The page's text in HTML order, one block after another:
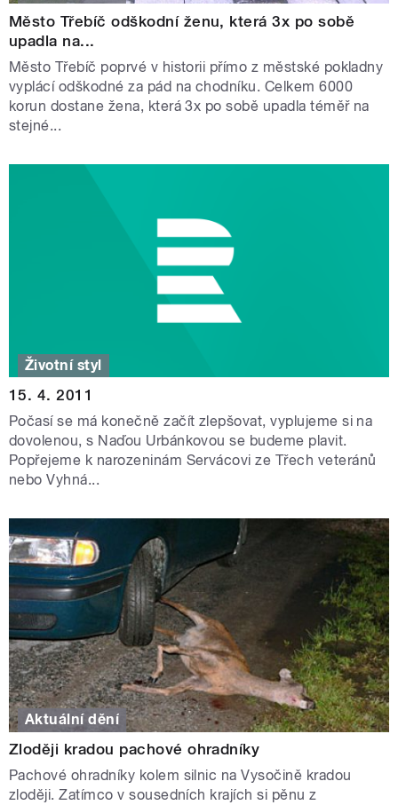
Město Třebíč odškodní ženu, která 3x po sobě
upadla na...
Město Třebíč poprvé v historii přímo z městské pokladny
vyplácí odškodné za pád na chodníku. Celkem 6000
korun dostane žena, která 3x po sobě upadla téměř na
stejné...
Životní styl
15. 4. 2011
Počasí se má konečně začít zlepšovat, vyplujeme si na
dovolenou, s Naďou Urbánkovou se budeme plavit.
Popřejeme k narozeninám Servácovi ze Třech veteránů
nebo Vyhná...
Aktuální dění
Zloději kradou pachové ohradníky
Pachové ohradníky kolem silnic na Vysočině kradou
zloději. Zatímco v sousedních krajích si pěnu z